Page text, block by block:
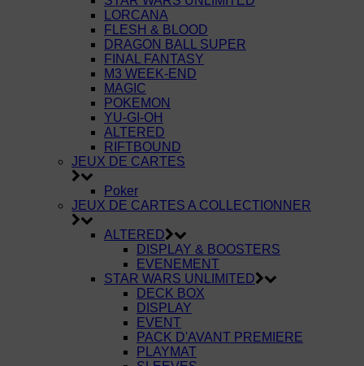
LORCANA
FLESH & BLOOD
DRAGON BALL SUPER
FINAL FANTASY
M3 WEEK-END
MAGIC
POKEMON
YU-GI-OH
ALTERED
RIFTBOUND
JEUX DE CARTES
Poker
JEUX DE CARTES A COLLECTIONNER
ALTERED
DISPLAY & BOOSTERS
EVENEMENT
STAR WARS UNLIMITED
DECK BOX
DISPLAY
EVENT
PACK D'AVANT PREMIERE
PLAYMAT